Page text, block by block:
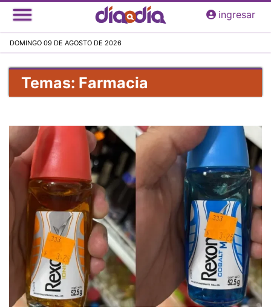
Pasar
al
principal
ingresar
DOMINGO 09 DE AGOSTO DE 2026
Temas: Farmacia